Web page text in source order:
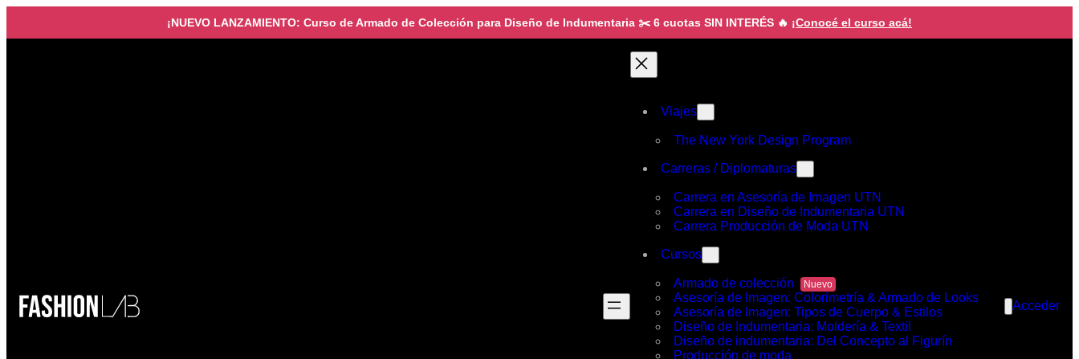
¡NUEVO LANZAMIENTO: Curso de Armado de Colección para Diseño de Indumentaria ✂️ 6 cuotas SIN INTERÉS 🔥 ¡Conocé el curso acá!
Viajes
The New York Design Program
Carreras / Diplomaturas
Carrera en Asesoría de Imagen UTN
Carrera en Diseño de Indumentaria UTN
Carrera Producción de Moda UTN
Cursos
Armado de colección
Asesoría de Imagen: Colorimetría & Armado de Looks
Asesoría de Imagen: Tipos de Cuerpo & Estilos
Diseño de Indumentaria: Moldería & Textil
Diseño de indumentaria: Del Concepto al Figurín
Producción de moda
Acceder